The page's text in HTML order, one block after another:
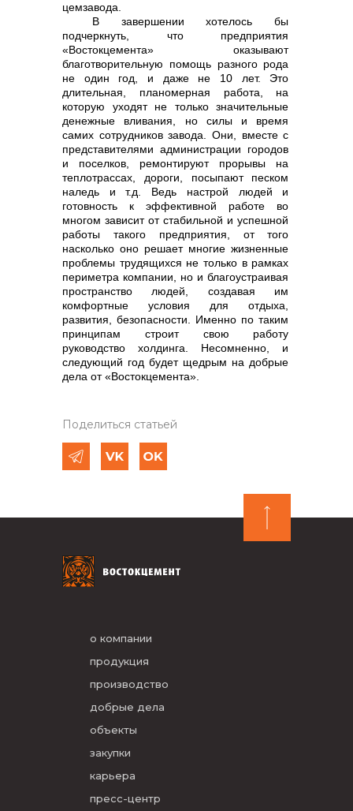
цемзавода.
В завершении хотелось бы
подчеркнуть, что предприятия
«Востокцемента» оказывают
благотворительную помощь разного рода
не один год, и даже не 10 лет. Это
длительная, планомерная работа, на
которую уходят не только значительные
денежные вливания, но силы и время
самих сотрудников завода. Они, вместе с
представителями администрации городов
и поселков, ремонтируют прорывы на
теплотрассах, дороги, посыпают песком
наледь и т.д. Ведь настрой людей и
готовность к эффективной работе во
многом зависит от стабильной и успешной
работы такого предприятия, от того
насколько оно решает многие жизненные
проблемы трудящихся не только в рамках
периметра компании, но и благоустраивая
пространство людей, создавая им
комфортные условия для отдыха,
развития, безопасности. Именно по таким
принципам строит свою работу
руководство холдинга. Несомненно, и
следующий год будет щедрым на добрые
дела от «Востокцемента».
Поделиться статьей
о компании
продукция
производство
добрые дела
объекты
закупки
карьера
пресс-центр